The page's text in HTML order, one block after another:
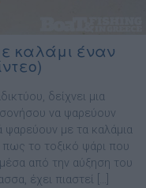
καλάμι έναν
δείχνει μια
να ψαρεύουν
ψαρεύουν με τα καλάμια
πως το τοξικό ψάρι που
από την αύξηση του
έχει πιαστεί […]